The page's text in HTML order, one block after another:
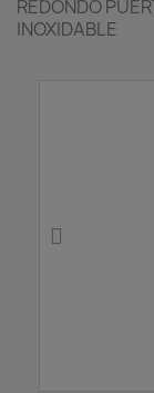
REDONDO
INOXIDABLE